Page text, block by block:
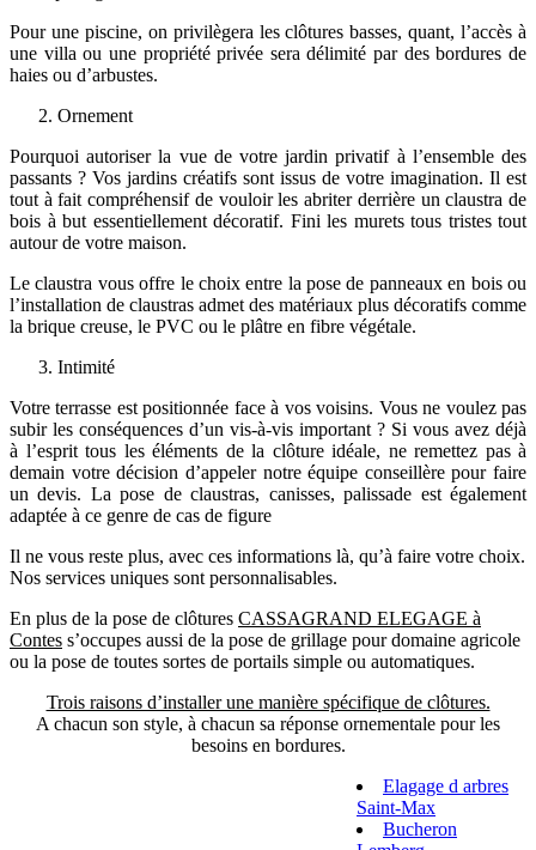
Pour une piscine, on privilègera les clôtures basses, quant, l’accès à
une villa ou une propriété privée sera délimité par des bordures de
haies ou d’arbustes.
Ornement
Pourquoi autoriser la vue de votre jardin privatif à l’ensemble des
passants ? Vos jardins créatifs sont issus de votre imagination. Il est
tout à fait compréhensif de vouloir les abriter derrière un claustra de
bois à but essentiellement décoratif. Fini les murets tous tristes tout
autour de votre maison.
Le claustra vous offre le choix entre la pose de panneaux en bois ou
l’installation de claustras admet des matériaux plus décoratifs comme
la brique creuse, le PVC ou le plâtre en fibre végétale.
Intimité
Votre terrasse est positionnée face à vos voisins. Vous ne voulez pas
subir les conséquences d’un vis-à-vis important ? Si vous avez déjà
à l’esprit tous les éléments de la clôture idéale, ne remettez pas à
demain votre décision d’appeler notre équipe conseillère pour faire
un devis. La pose de claustras, canisses, palissade est également
adaptée à ce genre de cas de figure
Il ne vous reste plus, avec ces informations là, qu’à faire votre choix.
Nos services uniques sont personnalisables.
En plus de la pose de clôtures CASSAGRAND ELEGAGE à
Contes s’occupes aussi de la pose de grillage pour domaine agricole
ou la pose de toutes sortes de portails simple ou automatiques.
Trois raisons d’installer une manière spécifique de clôtures.
A chacun son style, à chacun sa réponse ornementale pour les
besoins en bordures.
Elagage d arbres
Saint-Max
Bucheron